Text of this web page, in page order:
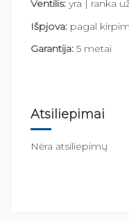
Ventilis: yra | ranka
Išpjova: pagal
Garantija: 5 metai
Atsiliepimai
Nėra atsiliepimų